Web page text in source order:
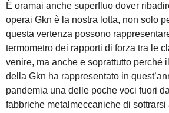
È oramai anche superfluo dover
operai Gkn è la nostra lotta, non solo
questa vertenza possono
termometro dei rapporti di forza tra le
venire, ma anche e soprattutto perché
della Gkn ha rappresentato in
pandemia una delle poche voci fuori
fabbriche metalmeccaniche di